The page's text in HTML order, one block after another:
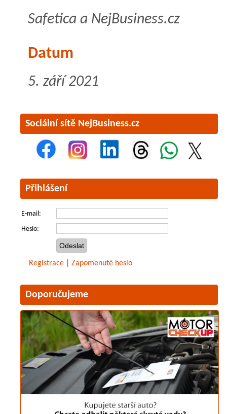
Safetica a NejBusiness.cz
Datum
5. září 2021
Sociální sítě NejBusiness.cz
Přihlášení
E-mail:
Heslo:
Registrace Zapomenuté heslo
Doporučujeme